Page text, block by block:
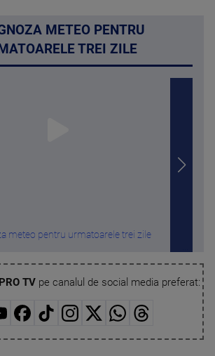
METEO PENTRU
TREI ZILE
meteo pentru urmatoarele trei zile
TVpe canalul de social media preferat: